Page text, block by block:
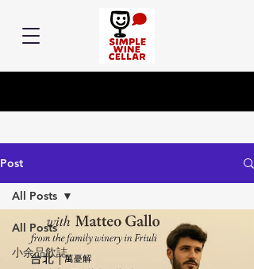
Post
All Posts
小余品飲誌
All Posts